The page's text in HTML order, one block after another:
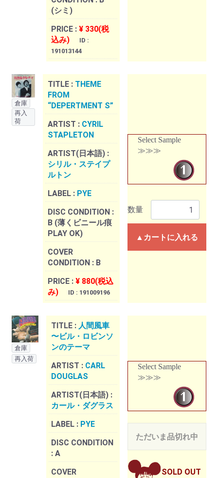
(シミ)
PRICE : ¥ 330(税
込み)
ID :
191013144
倉庫
再入
荷
TITLE : THEME
FROM
“DEPERTMENT S”
ARTIST : CYRIL
STAPLETON
ARTIST(日本語) :
シリル・ステイプ
ルトン
LABEL : PYE
DISC CONDITION :
B (薄くビニール痕
PLAY OK)
COVER
CONDITION : B
PRICE : ¥ 880(税込
み)
ID : 191009196
Select Sample
≫≫≫
数量
▲カートに入れる
倉庫
再入荷
TITLE : 人間風車
〜ビル・ロビンソ
ンのテーマ
ARTIST : CARL
DOUGLAS
ARTIST(日本語) :
カール・ダグラス
LABEL : PYE
DISC CONDITION
: A
COVER
Select Sample
≫≫≫
ただいま品切れ中
SOLD OUT